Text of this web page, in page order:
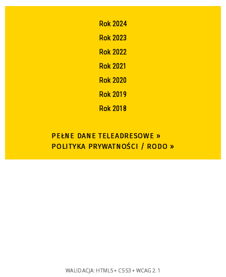
Rok 2024
Rok 2023
Rok 2022
Rok 2021
Rok 2020
Rok 2019
Rok 2018
PEŁNE DANE TELEADRESOWE »
POLITYKA PRYWATNOŚCI / RODO »
WALIDACJA: HTML5+ CSS3 + WCAG 2.1